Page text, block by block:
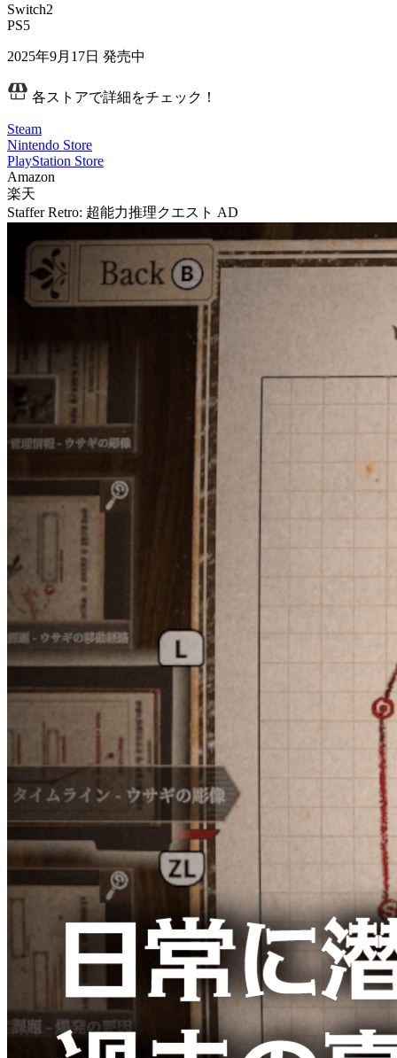
Switch2
PS5
2025年9月17日 発売中
各ストアで詳細をチェック！
Steam
Nintendo Store
PlayStation Store
Amazon
楽天
Staffer Retro: 超能力推理クエスト AD